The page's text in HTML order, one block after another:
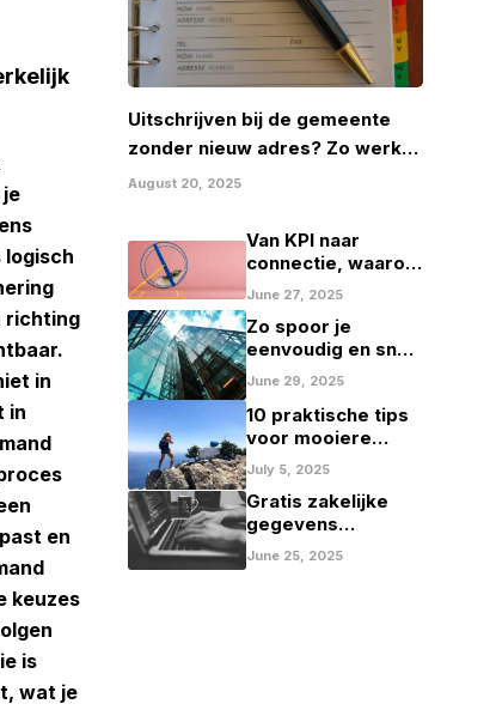
logisch
richting
in
in
en
keuzes
is
wat je
Uitschrijven bij de gemeente
zonder nieuw adres? Zo werkt
het
August 20, 2025
Van KPI naar
connectie, waarom
marketing geen
spelletje scoren
mag zijn
June 27, 2025
Zo spoor je
eenvoudig en snel
bedrijfsgegevens
op in Nederland
June 29, 2025
10 praktische tips
voor mooiere
vakantiefoto’s
July 5, 2025
Gratis zakelijke
gegevens
opvragen:
mogelijkheden en
June 25, 2025